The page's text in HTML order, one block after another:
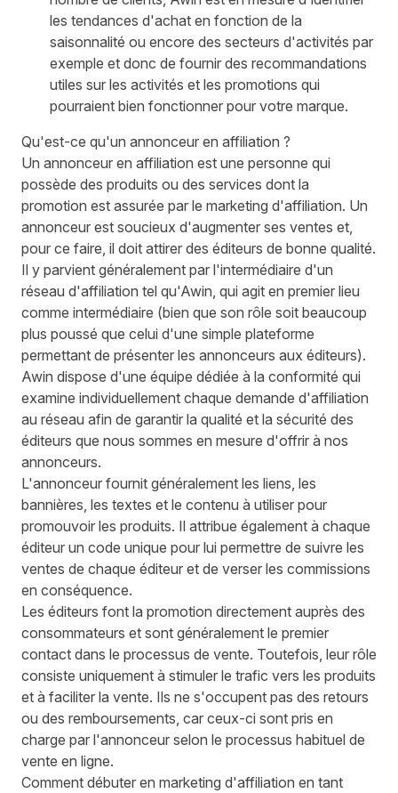
les tendances d'achat en fonction de la
saisonnalité ou encore des secteurs d'activités par
exemple et donc de fournir des recommandations
utiles sur les activités et les promotions qui
pourraient bien fonctionner pour votre marque.
Qu'est-ce qu'un annonceur en affiliation ?
Un annonceur en affiliation est une personne qui
possède des produits ou des services dont la
promotion est assurée par le marketing d'affiliation. Un
annonceur est soucieux d'augmenter ses ventes et,
pour ce faire, il doit attirer des éditeurs de bonne qualité.
Il y parvient généralement par l'intermédiaire d'un
réseau d'affiliation tel qu'Awin, qui agit en premier lieu
comme intermédiaire (bien que son rôle soit beaucoup
plus poussé que celui d'une simple plateforme
permettant de présenter les annonceurs aux éditeurs).
Awin dispose d'une équipe dédiée à la conformité qui
examine individuellement chaque demande d'affiliation
au réseau afin de garantir la qualité et la sécurité des
éditeurs que nous sommes en mesure d'offrir à nos
annonceurs.
L'annonceur fournit généralement les liens, les
bannières, les textes et le contenu à utiliser pour
promouvoir les produits. Il attribue également à chaque
éditeur un code unique pour lui permettre de suivre les
ventes de chaque éditeur et de verser les commissions
en conséquence.
Les éditeurs font la promotion directement auprès des
consommateurs et sont généralement le premier
contact dans le processus de vente. Toutefois, leur rôle
consiste uniquement à stimuler le trafic vers les produits
et à faciliter la vente. Ils ne s'occupent pas des retours
ou des remboursements, car ceux-ci sont pris en
charge par l'annonceur selon le processus habituel de
vente en ligne.
Comment débuter en marketing d'affiliation en tant